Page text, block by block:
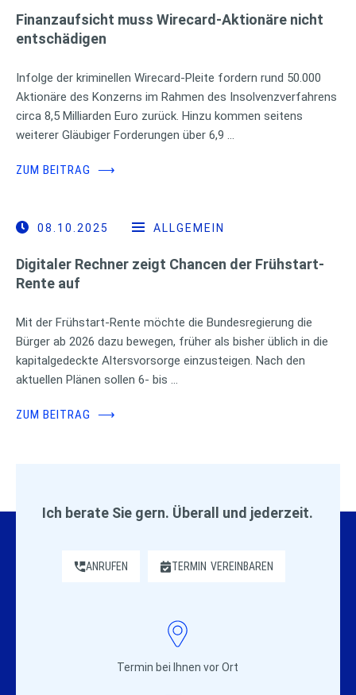
Finanzaufsicht muss Wirecard-Aktionäre nicht
entschädigen
Infolge der kriminellen Wirecard-Pleite fordern rund 50.000
Aktionäre des Konzerns im Rahmen des Insolvenzverfahrens
circa 8,5 Milliarden Euro zurück. Hinzu kommen seitens
weiterer Gläubiger Forderungen über 6,9 …
ZUM BEITRAG ⟶
08.10.2025 ALLGEMEIN
Digitaler Rechner zeigt Chancen der Frühstart-
Rente auf
Mit der Frühstart-Rente möchte die Bundesregierung die
Bürger ab 2026 dazu bewegen, früher als bisher üblich in die
kapitalgedeckte Altersvorsorge einzusteigen. Nach den
aktuellen Plänen sollen 6- bis …
ZUM BEITRAG ⟶
Ich berate Sie gern. Überall und jederzeit.
ANRUFEN TERMIN VEREINBAREN
Termin bei Ihnen vor Ort